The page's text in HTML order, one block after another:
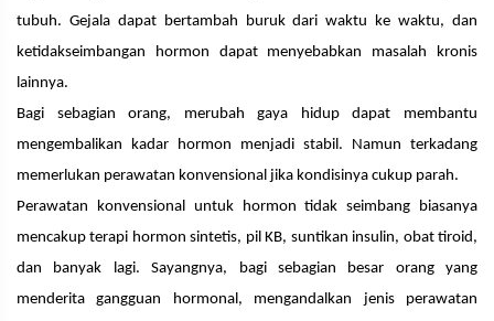
tubuh. Gejala dapat bertambah buruk dari waktu ke waktu, dan
ketidakseimbangan hormon dapat menyebabkan masalah kronis
lainnya.
Bagi sebagian orang, merubah gaya hidup dapat membantu
mengembalikan kadar hormon menjadi stabil. Namun terkadang
memerlukan perawatan konvensional jika kondisinya cukup parah.
Perawatan konvensional untuk hormon tidak seimbang biasanya
mencakup terapi hormon sintetis, pil KB, suntikan insulin, obat tiroid,
dan banyak lagi. Sayangnya, bagi sebagian besar orang yang
menderita gangguan hormonal, mengandalkan jenis perawatan